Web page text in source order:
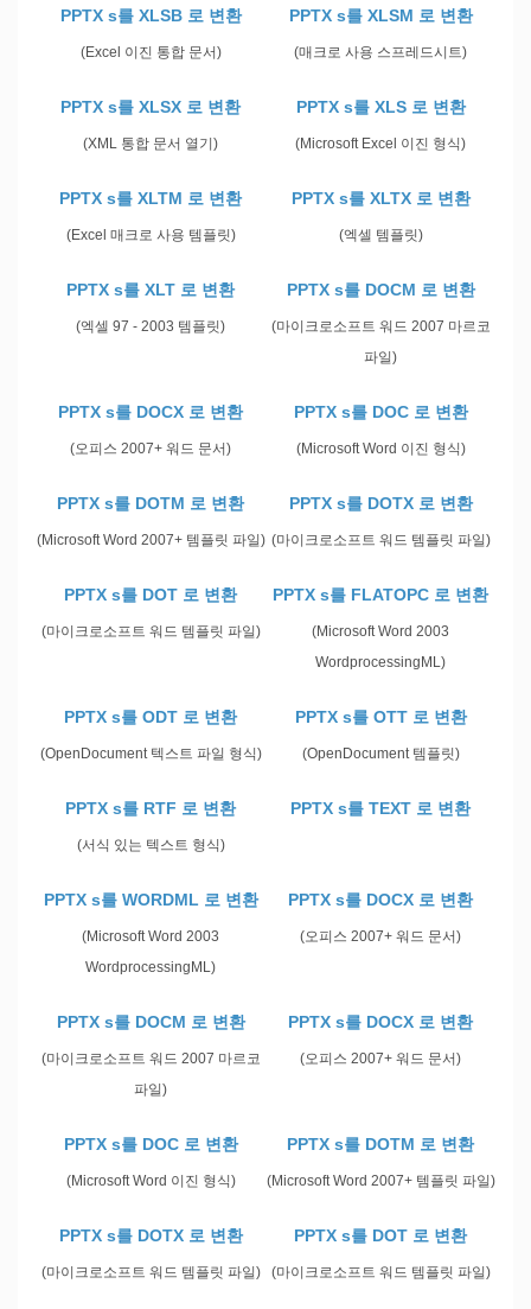
PPTX s를 XLSB 로 변환
(Excel 이진 통합 문서)
PPTX s를 XLSM 로 변환
(매크로 사용 스프레드시트)
PPTX s를 XLSX 로 변환
(XML 통합 문서 열기)
PPTX s를 XLS 로 변환
(Microsoft Excel 이진 형식)
PPTX s를 XLTM 로 변환
(Excel 매크로 사용 템플릿)
PPTX s를 XLTX 로 변환
(엑셀 템플릿)
PPTX s를 XLT 로 변환
(엑셀 97 - 2003 템플릿)
PPTX s를 DOCM 로 변환
(마이크로소프트 워드 2007 마르코
파일)
PPTX s를 DOCX 로 변환
(오피스 2007+ 워드 문서)
PPTX s를 DOC 로 변환
(Microsoft Word 이진 형식)
PPTX s를 DOTM 로 변환
(Microsoft Word 2007+ 템플릿 파일)
PPTX s를 DOTX 로 변환
(마이크로소프트 워드 템플릿 파일)
PPTX s를 DOT 로 변환
(마이크로소프트 워드 템플릿 파일)
PPTX s를 FLATOPC 로 변환
(Microsoft Word 2003
WordprocessingML)
PPTX s를 ODT 로 변환
(OpenDocument 텍스트 파일 형식)
PPTX s를 OTT 로 변환
(OpenDocument 템플릿)
PPTX s를 RTF 로 변환
(서식 있는 텍스트 형식)
PPTX s를 TEXT 로 변환
PPTX s를 WORDML 로 변환
(Microsoft Word 2003
WordprocessingML)
PPTX s를 DOCX 로 변환
(오피스 2007+ 워드 문서)
PPTX s를 DOCM 로 변환
(마이크로소프트 워드 2007 마르코
파일)
PPTX s를 DOCX 로 변환
(오피스 2007+ 워드 문서)
PPTX s를 DOC 로 변환
(Microsoft Word 이진 형식)
PPTX s를 DOTM 로 변환
(Microsoft Word 2007+ 템플릿 파일)
PPTX s를 DOTX 로 변환
(마이크로소프트 워드 템플릿 파일)
PPTX s를 DOT 로 변환
(마이크로소프트 워드 템플릿 파일)